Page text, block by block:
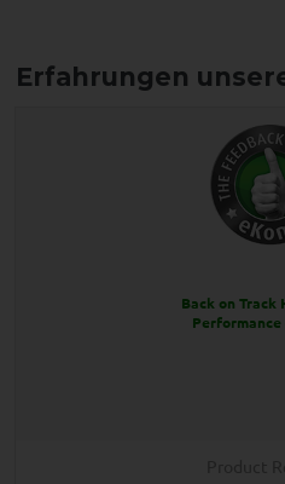
Back on Track
Performance